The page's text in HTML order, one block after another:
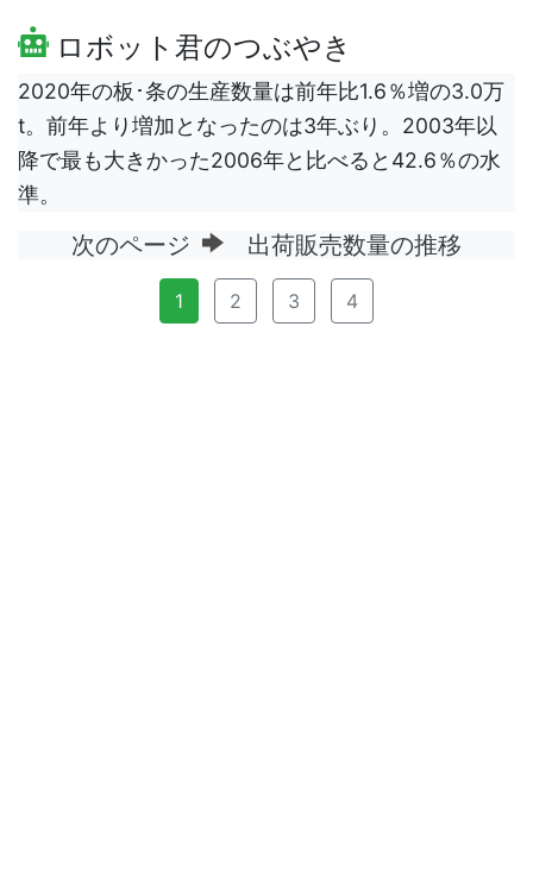
ロボット君のつぶやき
2020年の板･条の生産数量は前年比1.6％増の3.0万
t。前年より増加となったのは3年ぶり。2003年以
降で最も大きかった2006年と比べると42.6％の水
準。
次のページ 出荷販売数量の推移
1 2 3 4